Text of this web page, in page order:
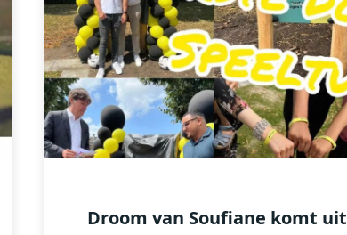
Droom van Soufiane komt uit